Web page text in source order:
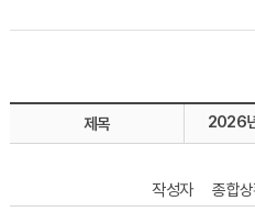
제목
2026
작성자
종합